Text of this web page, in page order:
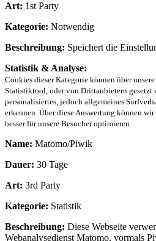
Art: 1st Party
Kategorie: Notwendig
Beschreibung: Speichert die
Statistik & Analyse:
Cookies dieser Kategorie können über
Statistiktool, oder von Drittanbietern gesetzt
personalisiertes, jedoch allgemeines
erkennen. Über diese Auswertung können
besser für unsere Besucher optimieren.
Name: Matomo/Piwik
Dauer: 30 Tage
Art: 3rd Party
Kategorie: Statistik
Beschreibung: Diese Webseite
Webanalysedienst Matomo, vormals